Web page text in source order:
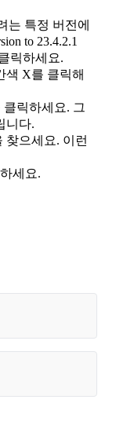
는 특정 버전에
to 23.4.2.1
릭하세요.
색 X를 클릭해
클릭하세요. 그
니다.
찾으세요. 이런
세요.